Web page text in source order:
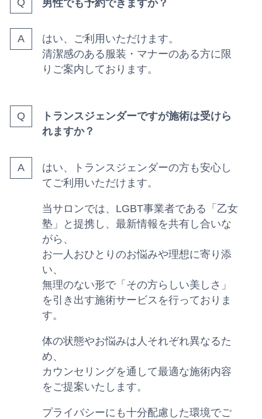
男性でも予約できますか？
はい、ご利用いただけます。
清潔感のある服装・マナーのある方に限
りご案内しております。
トランスジェンダーですが施術は受けら
れますか？
はい、トランスジェンダーの方も安心し
てご利用いただけます。
当サロンでは、LGBT事業者である「乙女
塾」と提携し、最新情報を共有し合いな
がら、
お一人おひとりのお悩みや理想に寄り添
い、
無理のない形で「その方らしい美しさ」
を引き出す施術サービスを行っておりま
す。
体の状態やお悩みは人それぞれ異なるた
め、
カウンセリングを通して最適な施術内容
をご提案いたします。
プライバシーにも十分配慮した環境でご